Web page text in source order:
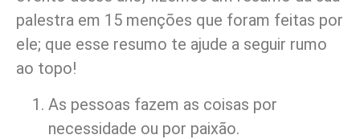
palestra em 15 menções que foram feitas por
ele; que esse resumo te ajude a seguir rumo
ao topo!
As pessoas fazem as coisas por
necessidade ou por paixão.